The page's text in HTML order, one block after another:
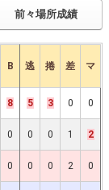
前々場所成績
B 逃 捲 差 マ
8 5 3 0 0
0 0 0 1 2
0 0 0 2 0